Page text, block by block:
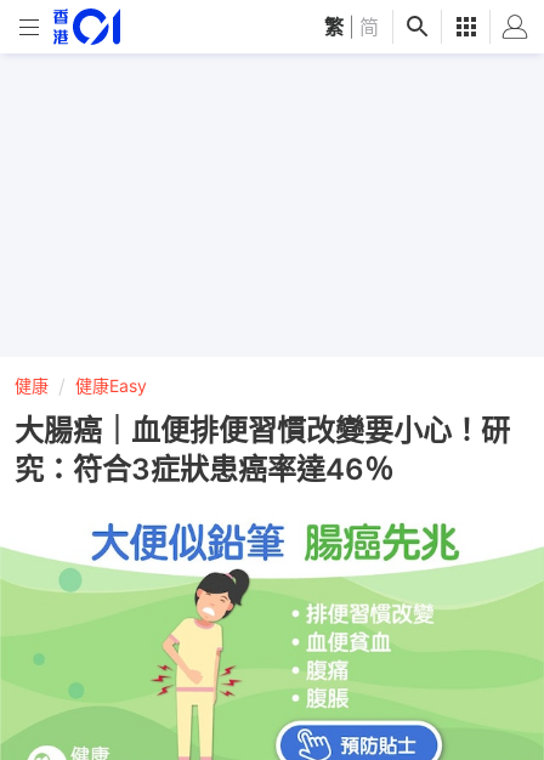
繁 简
健康 健康Easy
大腸癌｜血便排便習慣改變要小心！研
究：符合3症狀患癌率達46％